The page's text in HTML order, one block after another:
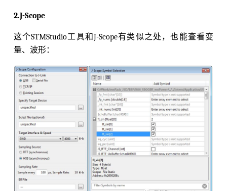
2.J-Scope
这个STMStudio工具和J-Scope有类似之处，也能查看变
量、波形：